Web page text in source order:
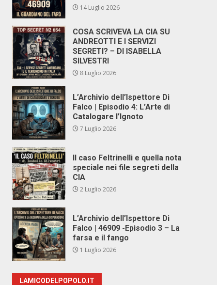
14 Luglio 2026
COSA SCRIVEVA LA CIA SU
ANDREOTTI E I SERVIZI
SEGRETI? – DI ISABELLA
SILVESTRI
8 Luglio 2026
L’Archivio dell’Ispettore Di
Falco | Episodio 4: L’Arte di
Catalogare l’Ignoto
7 Luglio 2026
Il caso Feltrinelli e quella nota
speciale nei file segreti della
CIA
2 Luglio 2026
L’Archivio dell’Ispettore Di
Falco | 46909 -Episodio 3 – La
farsa e il fango
1 Luglio 2026
LAMICODELPOPOLO.IT